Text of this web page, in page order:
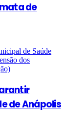
de
de Anápolis